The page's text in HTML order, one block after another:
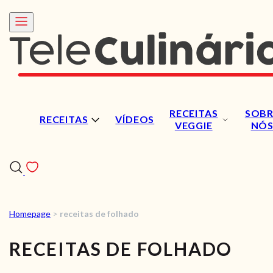
RECEITAS VÍDEOS
RECEITAS
VEGGIE
NÓS
RECEITAS
VÍDEOS
Homepage > receitas de folhado
RECEITAS DE FOLHADO